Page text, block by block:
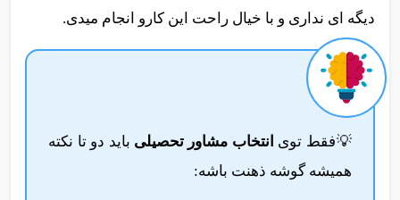
دیگه ای نداری و با خیال راحت این کارو انجام میدی.
💡فقط توی انتخاب مشاور تحصیلی باید دو تا نکته
همیشه گوشه ذهنت باشه: